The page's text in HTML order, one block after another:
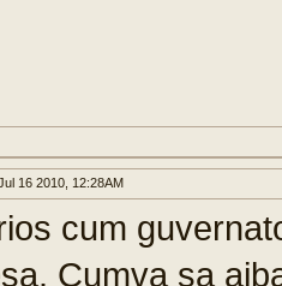
16 2010, 12:28AM
cum
Cumva sa